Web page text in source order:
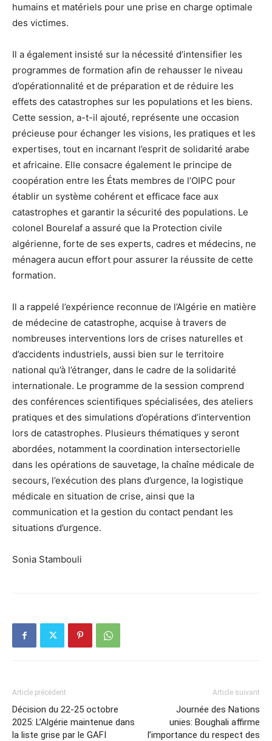
humains et matériels pour une prise en charge optimale
des victimes.
Il a également insisté sur la nécessité d’intensifier les
programmes de formation afin de rehausser le niveau
d’opérationnalité et de préparation et de réduire les
effets des catastrophes sur les populations et les biens.
Cette session, a-t-il ajouté, représente une occasion
précieuse pour échanger les visions, les pratiques et les
expertises, tout en incarnant l’esprit de solidarité arabe
et africaine. Elle consacre également le principe de
coopération entre les États membres de l’OIPC pour
établir un système cohérent et efficace face aux
catastrophes et garantir la sécurité des populations. Le
colonel Bourelaf a assuré que la Protection civile
algérienne, forte de ses experts, cadres et médecins, ne
ménagera aucun effort pour assurer la réussite de cette
formation.
Il a rappelé l’expérience reconnue de l’Algérie en matière
de médecine de catastrophe, acquise à travers de
nombreuses interventions lors de crises naturelles et
d’accidents industriels, aussi bien sur le territoire
national qu’à l’étranger, dans le cadre de la solidarité
internationale. Le programme de la session comprend
des conférences scientifiques spécialisées, des ateliers
pratiques et des simulations d’opérations d’intervention
lors de catastrophes. Plusieurs thématiques y seront
abordées, notamment la coordination intersectorielle
dans les opérations de sauvetage, la chaîne médicale de
secours, l’exécution des plans d’urgence, la logistique
médicale en situation de crise, ainsi que la
communication et la gestion du contact pendant les
situations d’urgence.
Sonia Stambouli
Article précédent
Décision du 22-25 octobre
2025: L’Algérie maintenue dans
la liste grise par le GAFI
Article suivant
Journée des Nations
unies: Boughali affirme
l’importance du respect des